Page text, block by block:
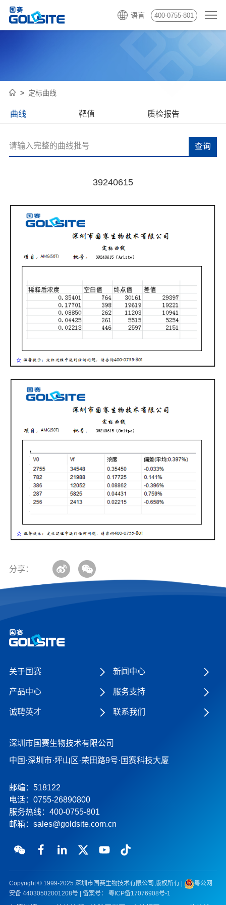
400-0755-801
语言
定标曲线
曲线 靶值 质检报告
查询
39240615
分享：
关于国赛 新闻中心
产品中心 服务支持
诚聘英才 联系我们
深圳市国赛生物技术有限公司
中国·深圳市·坪山区·荣田路9号·国赛科技大厦
邮编：518122
电话：0755-26890800
服务热线： 400-0755-801
邮箱： sales@goldsite.com.cn
Copyright © 1999-2025 深圳市国赛生物技术有限公司 版权所有 |
粤公网
安备 44030502001208号| 备案号： 粤ICP备17076908号-1